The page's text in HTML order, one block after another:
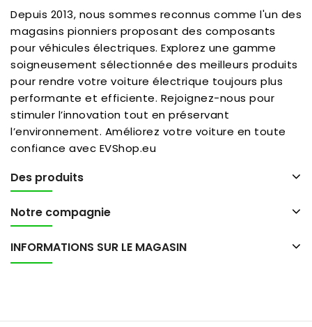
Depuis 2013, nous sommes reconnus comme l'un des
magasins pionniers proposant des composants
pour véhicules électriques. Explorez une gamme
soigneusement sélectionnée des meilleurs produits
pour rendre votre voiture électrique toujours plus
performante et efficiente. Rejoignez-nous pour
stimuler l’innovation tout en préservant
l’environnement. Améliorez votre voiture en toute
confiance avec EVShop.eu
Des produits
Notre compagnie
INFORMATIONS SUR LE MAGASIN